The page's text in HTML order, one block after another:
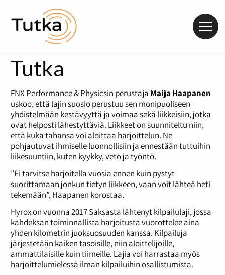
Tutka
FNX Performance & Physicsin perustaja Maija Haapanen
uskoo, että lajin suosio perustuu sen monipuoliseen
yhdistelmään kestävyyttä ja voimaa sekä liikkeisiin, jotka
ovat helposti lähestyttäviä. Liikkeet on suunniteltu niin,
että kuka tahansa voi aloittaa harjoittelun. Ne
pohjautuvat ihmiselle luonnollisiin ja ennestään tuttuihin
liikesuuntiin, kuten kyykky, veto ja työntö.
”Ei tarvitse harjoitella vuosia ennen kuin pystyt
suorittamaan jonkun tietyn liikkeen, vaan voit lähteä heti
tekemään”, Haapanen korostaa.
Hyrox on vuonna 2017 Saksasta lähtenyt kilpailulaji, jossa
kahdeksan toiminnallista harjoitusta vuorottelee aina
yhden kilometrin juoksuosuuden kanssa. Kilpailuja
järjestetään kaiken tasoisille, niin aloittelijoille,
ammattilaisille kuin tiimeille. Lajia voi harrastaa myös
harjoittelumielessä ilman kilpailuihin osallistumista.